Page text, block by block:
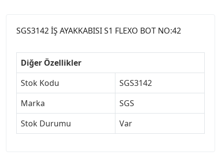
SGS3142 İŞ AYAKKABISI S1 FLEXO BOT NO:42
Diğer Özellikler
Stok Kodu
SGS3142
Marka
SGS
Stok Durumu
Var